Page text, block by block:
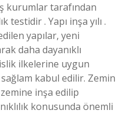
kurumlar tarafından
testidir . Yapı inşa yılı .
yapılar, yeni
daha dayanıklı
ilkelerine uygun
sağlam kabul edilir. Zemin
inşa edilip
konusunda önemli